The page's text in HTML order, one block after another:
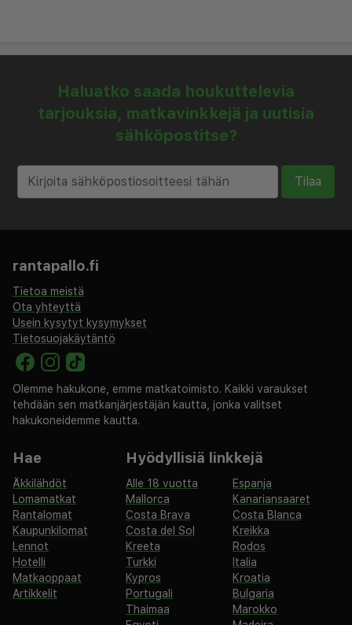
Haluatko saada houkuttelevia
tarjouksia, matkavinkkejä ja uutisia
sähköpostitse?
Tilaa
rantapallo.fi
Tietoa meistä
Ota yhteyttä
Usein kysytyt kysymykset
Tietosuojakäytäntö
Olemme hakukone, emme matkatoimisto. Kaikki varaukset
tehdään sen matkanjärjestäjän kautta, jonka valitset
hakukoneidemme kautta.
Hae
Äkkilähdöt
Lomamatkat
Rantalomat
Kaupunkilomat
Lennot
Hotelli
Matkaoppaat
Artikkelit
Hyödyllisiä linkkejä
Alle 18 vuotta
Espanja
Mallorca
Kanariansaaret
Costa Brava
Costa Blanca
Costa del Sol
Kreikka
Kreeta
Rodos
Turkki
Italia
Kypros
Kroatia
Portugali
Bulgaria
Thaimaa
Marokko